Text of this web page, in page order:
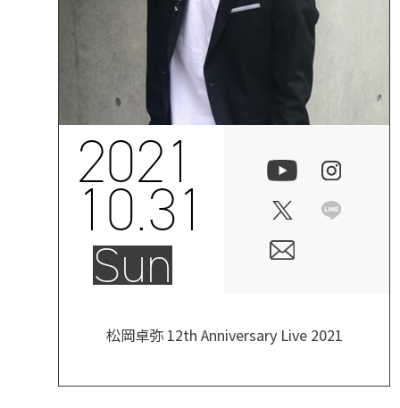
2021
10.31
Sun
松岡卓弥 12th Anniversary Live 2021